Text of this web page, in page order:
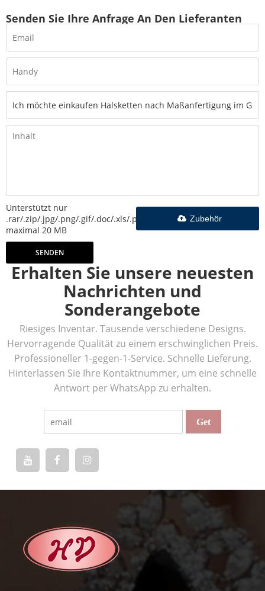
Senden Sie Ihre Anfrage An Den Lieferanten
Unterstützt nur
.rar/.zip/.jpg/.png/.gif/.doc/.xls/.pdf,
maximal 20 MB
Zubehör
SENDEN
Erhalten Sie unsere neuesten
Nachrichten und
Sonderangebote
Riesiges Inventar. Tausende verschiedene Designs.
Hervorragende Qualität zu einem erschwinglichen Preis.
Professioneller 1-gegen-1-Service. Schnelle Lieferung.
Hinterlassen Sie Ihre Kontaktnummer, um eine schnelle
Antwort per WhatsApp zu erhalten.